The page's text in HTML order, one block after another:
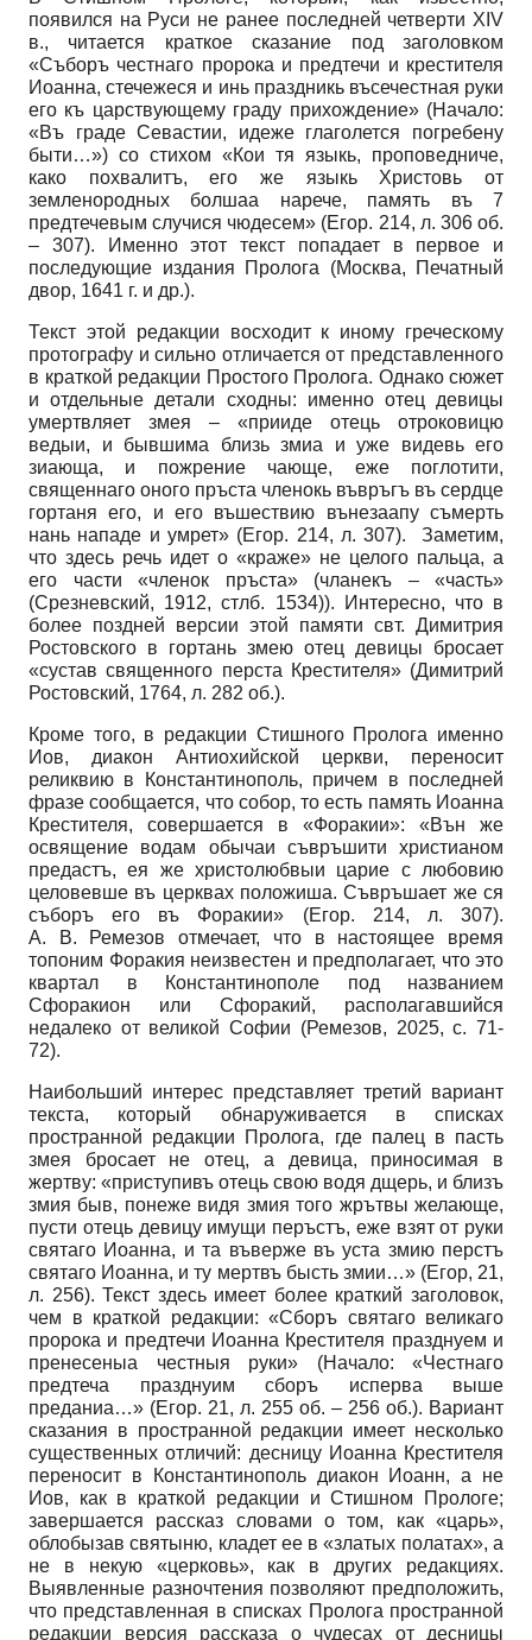
появился на Руси не ранее последней четверти XIV
в., читается краткое сказание под заголовком
«Съборъ честнаго пророка и предтечи и крестителя
Иоанна, стечежеся и инь праздникь въсечестная руки
его къ царствующему граду прихождение» (Начало:
«Въ граде Севастии, идеже глаголется погребену
быти…») со стихом «Кои тя языкь, проповедниче,
како похвалитъ, его же языкь Христовь от
земленородных болшаа нарече, память въ 7
предтечевым случися чюдесем» (Егор. 214, л. 306 об.
– 307). Именно этот текст попадает в первое и
последующие издания Пролога (Москва, Печатный
двор, 1641 г. и др.).
Текст этой редакции восходит к иному греческому
протографу и сильно отличается от представленного
в краткой редакции Простого Пролога. Однако сюжет
и отдельные детали сходны: именно отец девицы
умертвляет змея – «прииде отець отроковицю
ведыи, и бывшима близь змиа и уже видевь его
зиающа, и пожрение чающе, еже поглотити,
священнаго оного пръста членокь въвръгъ въ сердце
гортаня его, и его въшествию вънезаапу съмерть
нань нападе и умрет» (Егор. 214, л. 307). Заметим,
что здесь речь идет о «краже» не целого пальца, а
его части «членок пръста» (чланекъ – «часть»
(Срезневский, 1912, стлб. 1534)). Интересно, что в
более поздней версии этой памяти свт. Димитрия
Ростовского в гортань змею отец девицы бросает
«сустав священного перста Крестителя» (Димитрий
Ростовский, 1764, л. 282 об.).
Кроме того, в редакции Стишного Пролога именно
Иов, диакон Антиохийской церкви, переносит
реликвию в Константинополь, причем в последней
фразе сообщается, что собор, то есть память Иоанна
Крестителя, совершается в «Форакии»: «Вън же
освящение водам обычаи съвръшити христианом
предастъ, ея же христолюбвыи царие с любовию
целовевше въ церквах положиша. Съвръшает же ся
съборъ его въ Форакии» (Егор. 214, л. 307).
А. В. Ремезов отмечает, что в настоящее время
топоним Форакия неизвестен и предполагает, что это
квартал в Константинополе под названием
Сфоракион или Сфоракий, располагавшийся
недалеко от великой Софии (Ремезов, 2025, с. 71-
72).
Наибольший интерес представляет третий вариант
текста, который обнаруживается в списках
пространной редакции Пролога, где палец в пасть
змея бросает не отец, а девица, приносимая в
жертву: «приступивъ отець свою водя дщерь, и близъ
змия быв, понеже видя змия того жрътвы желающе,
пусти отець девицу имущи перъстъ, еже взят от руки
святаго Иоанна, и та въверже въ уста змию перстъ
святаго Иоанна, и ту мертвъ бысть змии…» (Егор, 21,
л. 256). Текст здесь имеет более краткий заголовок,
чем в краткой редакции: «Сборъ святаго великаго
пророка и предтечи Иоанна Крестителя празднуем и
пренесеныа честныя руки» (Начало: «Честнаго
предтеча празднуим сборъ исперва выше
преданиа…» (Егор. 21, л. 255 об. – 256 об.). Вариант
сказания в пространной редакции имеет несколько
существенных отличий: десницу Иоанна Крестителя
переносит в Константинополь диакон Иоанн, а не
Иов, как в краткой редакции и Стишном Прологе;
завершается рассказ словами о том, как «царь»,
облобызав святыню, кладет ее в «златых полатах», а
не в некую «церковь», как в других редакциях.
Выявленные разночтения позволяют предположить,
что представленная в списках Пролога пространной
редакции версия рассказа о чудесах от десницы